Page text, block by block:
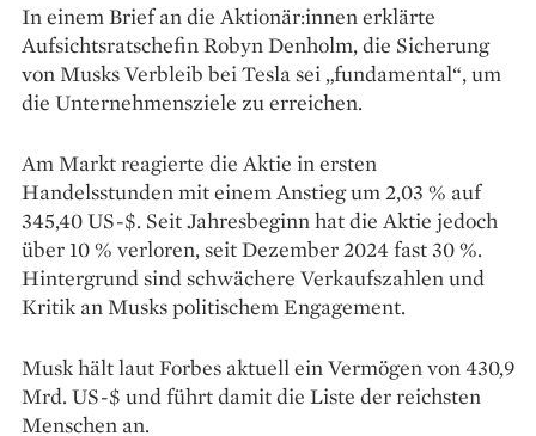
In einem Brief an die Aktionär:innen erklärte
Aufsichtsratschefin Robyn Denholm, die Sicherung
von Musks Verbleib bei Tesla sei „fundamental“, um
die Unternehmensziele zu erreichen.
Am Markt reagierte die Aktie in ersten
Handelsstunden mit einem Anstieg um 2,03 % auf
345,40 US-$. Seit Jahresbeginn hat die Aktie jedoch
über 10 % verloren, seit Dezember 2024 fast 30 %.
Hintergrund sind schwächere Verkaufszahlen und
Kritik an Musks politischem Engagement.
Musk hält laut Forbes aktuell ein Vermögen von 430,9
Mrd. US-$ und führt damit die Liste der reichsten
Menschen an.